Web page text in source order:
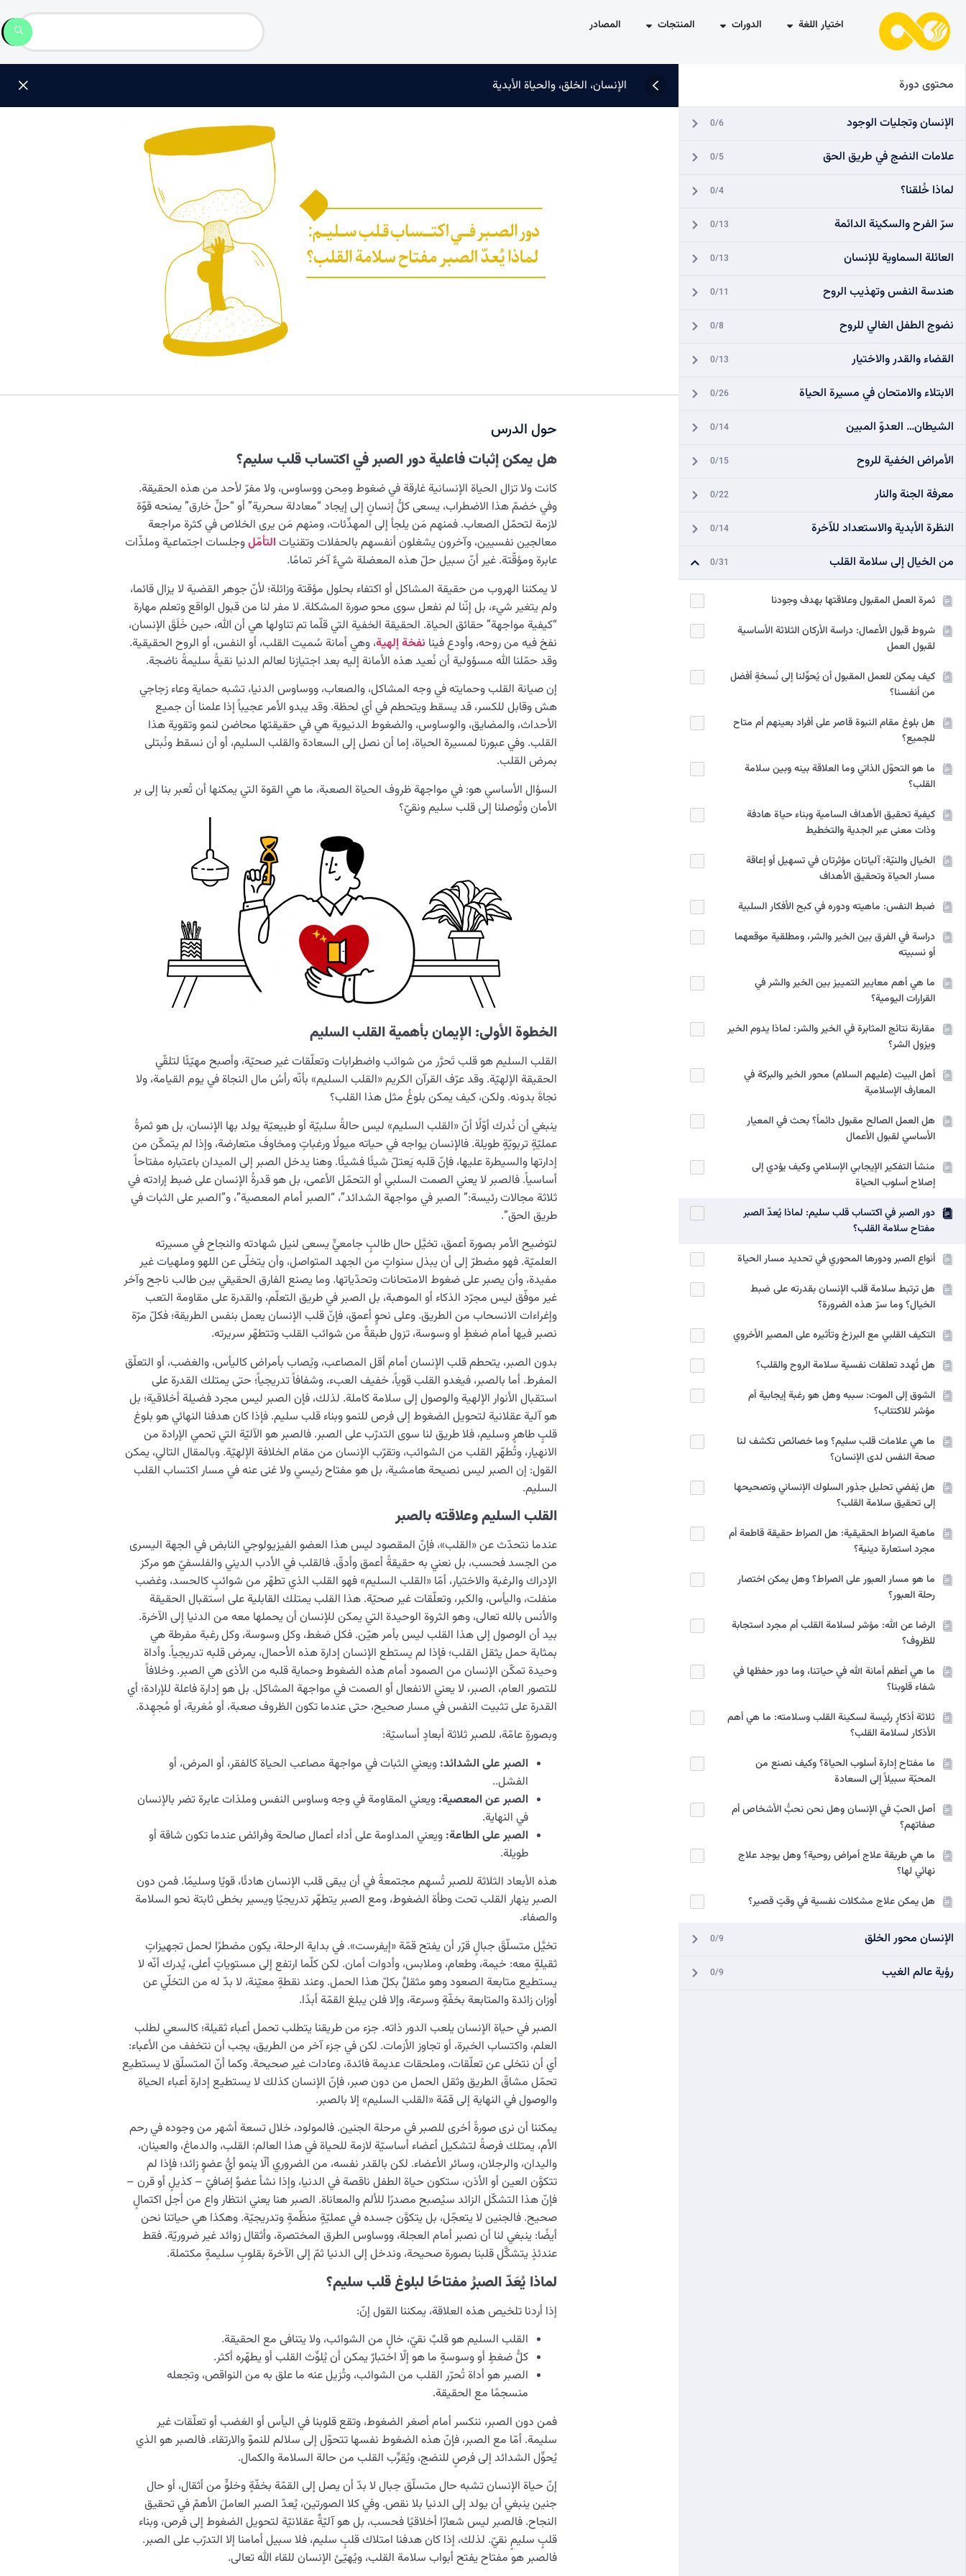
اختيار اللغة الدورات المنتجات المصادر
محتوى دورة
الإنسان وتجليات الوجود 0/6
علامات النضج في طريق الحق 0/5
لماذا خُلقنا؟ 0/4
سرّ الفرح والسكينة الدائمة 0/13
العائلة السماوية للإنسان 0/13
هندسة النفس وتهذيب الروح 0/11
نضوج الطفل الغالي للروح 0/8
القضاء والقدر والاختيار 0/13
الابتلاء والامتحان في مسيرة الحياة 0/26
الشيطان… العدوّ المبين 0/14
الأمراض الخفية للروح 0/15
معرفة الجنة والنار 0/22
النظرة الأبدية والاستعداد للآخرة 0/14
من الخيال إلى سلامة القلب 0/31
ثمرة العمل المقبول وعلاقتها بهدف وجودنا
شروط قبول الأعمال: دراسة الأركان الثلاثة الأساسية
لقبول العمل
كيف يمكن للعمل المقبول أن يُحوِّلنا إلى نُسخةٍ أفضل
من أنفسنا؟
هل بلوغ مقام النبوة قاصر على أفراد بعينهم أم متاح
للجميع؟
ما هو التحوّل الذاتي وما العلاقة بينه وبين سلامة
القلب؟
كيفية تحقيق الأهداف السامية وبناء حياة هادفة
وذات معنى عبر الجدية والتخطيط
الخيال والنيّة: آلياتان مؤثرتان في تسهيل أو إعاقة
مسار الحياة وتحقيق الأهداف
ضبط النفس: ماهيته ودوره في كبح الأفكار السلبية
دراسة في الفرق بين الخير والشر، ومطلقية موقعهما
أو نسبيته
ما هي أهم معايير التمييز بين الخير والشر في
القرارات اليومية؟
مقارنة نتائج المثابرة في الخير والشر: لماذا يدوم الخير
ويزول الشر؟
أهل البيت (عليهم السلام) محور الخير والبركة في
المعارف الإسلامية
هل العمل الصالح مقبول دائماً؟ بحث في المعيار
الأساسي لقبول الأعمال
منشأ التفكير الإيجابي الإسلامي وكيف يؤدي إلى
إصلاح أسلوب الحياة
دور الصبر في اكتساب قلب سليم: لماذا يُعدّ الصبر
مفتاح سلامة القلب؟
أنواع الصبر ودورها المحوري في تحديد مسار الحياة
هل ترتبط سلامة قلب الإنسان بقدرته على ضبط
الخيال؟ وما سرّ هذه الضرورة؟
التكيف القلبي مع البرزخ وتأثيره على المصير الأخروي
هل تُهدد تعلقات نفسية سلامة الروح والقلب؟
الشوق إلى الموت: سببه وهل هو رغبة إيجابية أم
مؤشر للاكتئاب؟
ما هي علامات قلب سليم؟ وما خصائص تكشف لنا
صحة النفس لدى الإنسان؟
هل يُفضي تحليل جذور السلوك الإنساني وتصحيحها
إلى تحقيق سلامة القلب؟
ماهية الصراط الحقيقية: هل الصراط حقيقة قاطعة أم
مجرد استعارة دينية؟
ما هو مسار العبور على الصراط؟ وهل يمكن اختصار
رحلة العبور؟
الرضا عن الله: مؤشر لسلامة القلب أم مجرد استجابة
للظروف؟
ما هي أعظم أمانة الله في حياتنا، وما دور حفظها في
شفاء قلوبنا؟
ثلاثة أذكارٍ رئيسة لسکینة القلب وسلامته: ما هي أهم
الأذكار لسلامة القلب؟
ما مفتاح إدارة أسلوب الحياة؟ وكيف نصنع من
المحبّة سبيلاً إلى السعادة
أصل الحبّ في الإنسان وهل نحن نحبُّ الأشخاص أم
صفاتهم؟
ما هي طريقة علاج أمراض روحية؟ وهل يوجد علاج
نهائي لها؟
هل يمكن علاج مشكلات نفسية في وقتٍ قصير؟
الإنسان محور الخلق 0/9
رؤية عالم الغيب 0/9
الإنسان، الخلق، والحياة الأبدية
حول الدرس
هل يمكن إثبات فاعلية دور الصبر في اكتساب قلب سليم؟
كانت ولا تزال الحياة الإنسانية غارقة في ضغوط ومِحن ووساوس، ولا مفرّ لأحد من هذه الحقيقة.
وفي خضمّ هذا الاضطراب، يسعى كلُّ إنسانٍ إلى إيجاد “معادلة سحرية” أو “حلٍّ خارق” يمنحه قوّة
لازمة لتحمّل الصعاب. فمنهم مَن يلجأ إلى المهدِّئات، ومنهم مَن يرى الخلاص في كثرة مراجعة
معالجين نفسيين، وآخرون يشغلون أنفسهم بالحفلات وتقنيات التأمّلوجلسات اجتماعية وملذّات
عابرة ومؤقّتة. غير أنّ سبيل حلّ هذه المعضلة شيءٌ آخر تمامًا.
لا يمكننا الهروب من حقيقة المشاكل أو اكتفاء بحلول مؤقتة وزائلة؛ لأنّ جوهر القضية لا يزال قائما،
ولم يتغير شيء، بل إنّنا لم نفعل سوى محو صورة المشكلة. لا مفر لنا من قبول الواقع وتعلم مهارة
“كيفية مواجهة” حقائق الحياة. الحقيقة الخفية التي قلّما تم تناولها هي أن الله، حين خَلَقَ الإنسان،
نفخ فيه من روحه، وأودع فينا نفخة إلهية، وهي أمانة سُميت القلب، أو النفس، أو الروح الحقيقية.
وقد حمّلنا الله مسؤولية أن نُعيد هذه الأمانة إليه بعد اجتيازنا لعالم الدنيا نقيةً سليمةً ناضجة.
إن صيانة القلب وحمايته في وجه المشاكل، والصعاب، ووساوس الدنيا، تشبه حماية وعاء زجاجي
هش وقابل للكسر، قد يسقط ويتحطم في أي لحظة. وقد يبدو الأمر عجيباً إذا علمنا أن جميع
الأحداث، والمضايق، والوساوس، والضغوط الدنيوية هي في حقيقتها محاضن لنمو وتقوية هذا
القلب. وفي عبورنا لمسيرة الحياة، إما أن نصل إلى السعادة والقلب السليم، أو أن نسقط ونُبتلى
بمرض القلب.
السؤال الأساسي هو: في مواجهة ظروف الحياة الصعبة، ما هي القوة التي يمكنها أن تُعبر بنا إلى بر
الأمان وتُوصلنا إلى قلب سليم ونقيّ؟
الخطوة الأولى: الإيمان بأهمية القلب السليم
القلب السليم هو قلب تَحرَّر من شوائب واضطرابات وتعلّقات غير صحيّة، وأصبح مهيّئًا لتلقّي
الحقيقة الإلهيّة. وقد عرّف القرآن الكريم «القلب السليم» بأنّه رأسُ مال النجاة في يوم القيامة، ولا
نجاةَ بدونه. ولكن، كيف يمكن بلوغُ مثل هذا القلب؟
ينبغي أن نُدرك أوّلًا أنّ «القلب السليم» ليس حالةً سلبيّة أو طبيعيّة يولد بها الإنسان، بل هو ثمرةُ
عمليّةٍ تربويّةٍ طويلة. فالإنسان يواجه في حياته ميولًا ورغباتٍ ومخاوفَ متعارضة، وإذا لم يتمكّن من
إدارتها والسيطرة عليها، فإنّ قلبه يَعتلّ شيئًا فشيئًا. وهنا يدخل الصبر إلى الميدان باعتباره مفتاحاً
أساسياً. فالصبر لا يعني الصمت السلبي أو التحمّل الأعمى، بل هو قدرةُ الإنسان على ضبط إرادته في
ثلاثة مجالات رئيسة:” الصبر في مواجهة الشدائد”، “الصبر أمام المعصية”، و”الصبر على الثبات في
طريق الحق”.
لتوضيح الأمر بصورة أعمق، تخيَّل حال طالبٍ جامعيٍّ يسعى لنيل شهادته والنجاح في مسيرته
العلميّة. فهو مضطرّ إلى أن يبذل سنواتٍ من الجهد المتواصل، وأن يتخلّى عن اللهو وملهيات غير
مفيدة، وأن يصبر على ضغوط الامتحانات وتحدّياتها. وما يصنع الفارق الحقيقي بين طالب ناجح وآخر
غير موفّق ليس مجرّد الذكاء أو الموهبة، بل الصبر في طريق التعلّم، والقدرة على مقاومة التعب
وإغراءات الانسحاب من الطريق. وعلى نحوٍ أعمق، فإنّ قلب الإنسان يعمل بنفس الطريقة؛ فكلّ مرّة
نصبر فيها أمام ضغطٍ أو وسوسة، تزول طبقةٌ من شوائب القلب وتتطهّر سريرته.
بدون الصبر، يتحطم قلب الإنسان أمام أقل المصاعب، ويُصاب بأمراض كاليأس، والغضب، أو التعلّق
المفرط. أما بالصبر، فيغدو القلب قوياً، خفيف العبء، وشفافاً تدريجياً؛ حتى يمتلك القدرة على
استقبال الأنوار الإلهية والوصول إلى سلامة كاملة. لذلك، فإن الصبر ليس مجرد فضيلة أخلاقية؛ بل
هو آلية عقلانية لتحويل الضغوط إلى فرص للنمو وبناء قلب سليم. فإذا كان هدفنا النهائي هو بلوغ
قلبٍ طاهرٍ وسليم، فلا طريق لنا سوى التدرّب على الصبر. فالصبر هو الآليّة التي تحمي الإرادة من
الانهيار، وتُطهّر القلب من الشوائب، وتقرّب الإنسان من مقام الخلافة الإلهيّة. وبالمقال التالي، يمكن
القول: إن الصبر ليس نصيحة هامشية، بل هو مفتاح رئيسي ولا غنى عنه في مسار اكتساب القلب
السليم.
القلب السليم وعلاقته بالصبر
عندما نتحدّث عن «القلب»، فإنّ المقصود ليس هذا العضو الفيزيولوجي النابض في الجهة اليسرى
من الجسد فحسب، بل نعني به حقيقةً أعمق وأدقّ. فالقلب في الأدب الديني والفلسفيّ هو مركز
الإدراك والرغبة والاختيار، أمّا «القلب السليم» فهو القلب الذي تطهّر من شوائبٍ كالحسد، وغضب
منفلت، واليأس، والكبر، وتعلّقات غير صحيّة. هذا القلب يمتلك القابلية على استقبال الحقيقة
والأنس بالله تعالى، وهو الثروة الوحيدة التي يمكن للإنسان أن يحملها معه من الدنيا إلى الآخرة.
بيد أن الوصول إلى هذا القلب ليس بأمر هيّن. فكل ضغط، وكل وسوسة، وكل رغبة مفرطة هي
بمثابة حمل يثقل القلب؛ فإذا لم يستطع الإنسان إدارة هذه الأحمال، يمرض قلبه تدريجياً. وأداة
وحيدة تمكّن الإنسان من الصمود أمام هذه الضغوط وحماية قلبه من الأذى هي الصبر. وخلافاً
للتصور العام، الصبر، لا يعني الانفعال أو الصمت في مواجهة المشاكل. بل هو إدارة فاعلة للإرادة؛ أي
القدرة على تثبيت النفس في مسار صحيح، حتى عندما تكون الظروف صعبة، أو مُغرية، أو مُجهِدة.
وبصورةٍ عامّة، للصبر ثلاثة أبعادٍ أساسيّة:
الصبر على الشدائد: ويعني الثبات في مواجهة مصاعب الحياة كالفقر، أو المرض، أو
الفشل..
الصبر عن المعصية: ويعني المقاومة في وجه وساوس النفس وملذات عابرة تضر بالإنسان
في النهاية.
الصبر على الطاعة:ويعني المداومة على أداء أعمال صالحة وفرائض عندما تكون شاقة أو
طويلة.
هذه الأبعاد الثلاثة للصبر تُسهم مجتمعةً في أن يبقى قلب الإنسان هادئًا، قويًا وسليمًا. فمن دون
الصبر ينهار القلب تحت وطأة الضغوط، ومع الصبر يتطهّر تدريجيًا ويسير بخطى ثابتة نحو السلامة
والصفاء.
تخيَّل متسلّقَ جبالٍ قرّر أن يفتح قمّة «إيفرست». في بداية الرحلة، يكون مضطرًا لحمل تجهيزاتٍ
ثقيلةٍ معه: خيمة، وطعام، وملابس، وأدوات أمان. لكن كلّما ارتفع إلى مستوياتٍ أعلى، يُدرك أنّه لا
يستطيع متابعة الصعود وهو مثقلٌ بكلّ هذا الحمل. وعند نقطةٍ معيّنة، لا بدّ له من التخلّي عن
أوزان زائدة والمتابعة بخفّةٍ وسرعة، وإلا فلن يبلغ القمّة أبدًا.
الصبر في حياة الإنسان يلعب الدور ذاته. جزء من طريقنا يتطلب تحمل أعباء ثقيلة؛ كالسعي لطلب
العلم، واكتساب الخبرة، أو تجاوز الأزمات. لكن في جزء آخر من الطريق، يجب أن نتخفف من الأعباء:
أي أن نتخلى عن تعلّقات، وملحقات عديمة فائدة، وعادات غير صحيحة. وكما أنّ المتسلّق لا يستطيع
تحمّل مشاقّ الطريق وثقل الحمل من دون صبر، فإنّ الإنسان كذلك لا يستطيع إدارة أعباء الحياة
والوصول في النهاية إلى قمّة «القلب السليم» إلا بالصبر.
يمكننا أن نرى صورةً أخرى للصبر في مرحلة الجنين. فالمولود، خلال تسعة أشهر من وجوده في رحم
الأم، يمتلك فرصةً لتشكيل أعضاء أساسيّة لازمة للحياة في هذا العالم: القلب، والدماغ، والعينان،
واليدان، والرجلان، وسائر الأعضاء. لكن بالقدر نفسه، من الضروري ألّا ينمو أيُّ عضوٍ زائد؛ فإذا لم
تتكوَّن العين أو الأذن، ستكون حياة الطفل ناقصة في الدنيا، وإذا نشأ عضوٌ إضافيّ – كذيلٍ أو قرن –
فإنّ هذا التشكّل الزائد سيُصبح مصدرًا للألم والمعاناة. الصبر هنا يعني انتظار واع من أجل اكتمالٍ
صحيح. فالجنين لا يتعجّل، بل يتكوَّن جسده في عمليّةٍ منظّمةٍ وتدريجيّة. وهكذا هي حياتنا نحن
أيضًا: ينبغي لنا أن نصبر أمام العجلة، ووساوس الطرق المختصرة، وأثقال زوائد غير ضروريّة. فقط
عندئذٍ يتشكَّل قلبنا بصورة صحيحة، وندخل إلى الدنيا ثمّ إلى الآخرة بقلوبٍ سليمةٍ مكتملة.
لماذا يُعَدّ الصبرُ مفتاحًا لبلوغ قلب سليم؟
إذا أردنا تلخيص هذه العلاقة، يمكننا القول إنّ:
القلب السليم هو قلبٌ نقيّ، خالٍ من الشوائب، ولا يتنافى مع الحقيقة.
كلُّ ضغطٍ أو وسوسةٍ ما هو إلّا اختبارٌ يمكن أن يُلوِّث القلب أو يطهّره أكثر.
الصبر هو أداة تُحرّر القلب من الشوائب، وتُزيل عنه ما علق به من النواقص، وتجعله
منسجمًا مع الحقيقة.
فمن دون الصبر، ننكسر أمام أصغر الضغوط، وتقع قلوبنا في اليأس أو الغضب أو تعلّقات غير
سليمة. أمّا مع الصبر، فإنّ هذه الضغوط نفسها تتحوّل إلى سلالم للنموّ والارتقاء. فالصبر هو الذي
يُحوِّل الشدائد إلى فرصٍ للنضج، ويُقرِّب القلب من حالة السلامة والكمال.
إنّ حياة الإنسان تشبه حال متسلّق جبال لا بدّ أن يصل إلى القمّة بخفّةٍ وخلوٍّ من أثقال، أو حال
جنين ينبغي أن يولد إلى الدنيا بلا نقص. وفي كلا الصورتين، يُعدّ الصبر العاملَ الأهمّ في تحقيق
النجاح. فالصبر ليس شعارًا أخلاقيًا فحسب، بل هو آليّةٌ عقلانيّة لتحويل الضغوط إلى فرص، وبناء
قلبٍ سليمٍ نقيّ. لذلك، إذا كان هدفنا امتلاك قلبٍ سليم، فلا سبيل أمامنا إلا التدرّب على الصبر.
فالصبر هو مفتاح يفتح أبواب سلامة القلب، ويُهيّئ الإنسان للقاء الله تعالى.